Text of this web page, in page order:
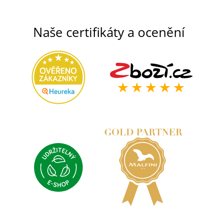
Naše certifikáty a ocenění